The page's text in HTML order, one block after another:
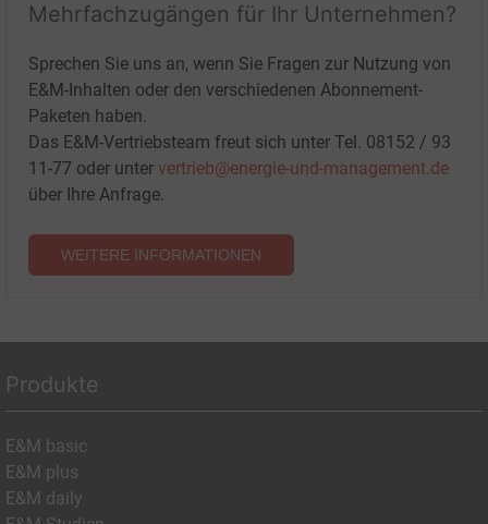
Mehrfachzugängen für Ihr Unternehmen?
Sprechen Sie uns an, wenn Sie Fragen zur Nutzung von
E&M-Inhalten oder den verschiedenen Abonnement-
Paketen haben.
Das E&M-Vertriebsteam freut sich unter Tel. 08152 / 93
11-77 oder unter vertrieb@energie-und-management.de
über Ihre Anfrage.
WEITERE INFORMATIONEN
Produkte
E&M basic
E&M plus
E&M daily